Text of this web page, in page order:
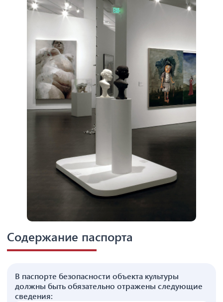
Содержание паспорта
В паспорте безопасности объекта культуры
должны быть обязательно отражены следующие
сведения: